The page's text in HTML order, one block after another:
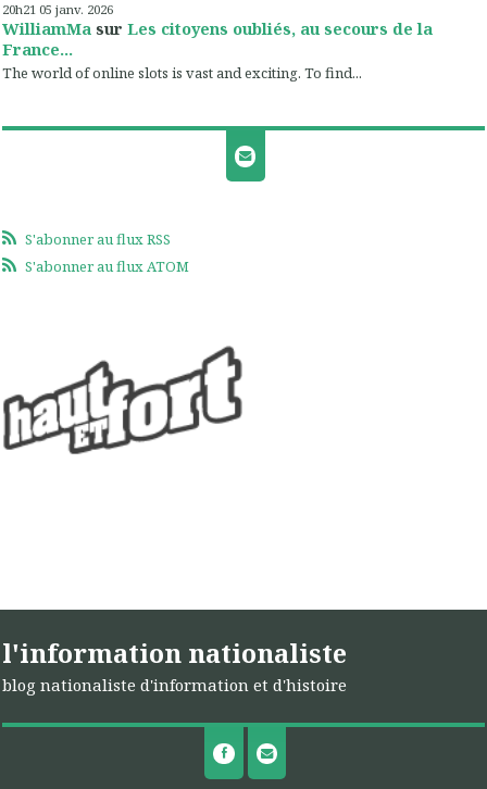
20h21 05 janv. 2026
WilliamMa sur Les citoyens oubliés, au secours de la
France...
The world of online slots is vast and exciting. To find...
S'abonner au flux RSS
S'abonner au flux ATOM
l'information nationaliste
blog nationaliste d'information et d'histoire